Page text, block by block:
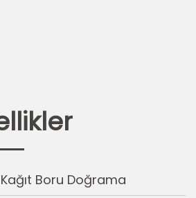
Boru Doğrama